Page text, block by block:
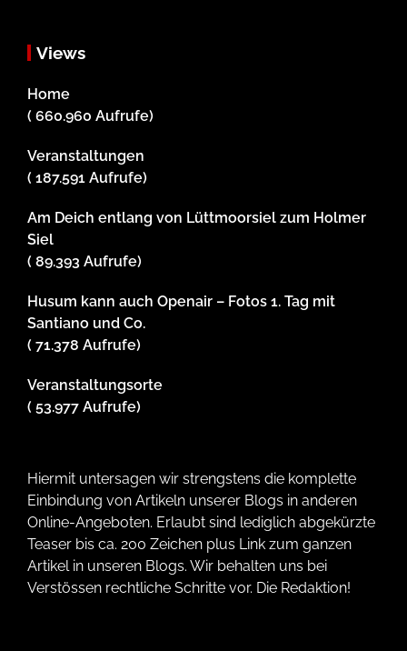
Views
Home
( 660.960 Aufrufe)
Veranstaltungen
( 187.591 Aufrufe)
Am Deich entlang von Lüttmoorsiel zum Holmer
Siel
( 89.393 Aufrufe)
Husum kann auch Openair – Fotos 1. Tag mit
Santiano und Co.
( 71.378 Aufrufe)
Veranstaltungsorte
( 53.977 Aufrufe)
Hiermit untersagen wir strengstens die komplette
Einbindung von Artikeln unserer Blogs in anderen
Online-Angeboten. Erlaubt sind lediglich abgekürzte
Teaser bis ca. 200 Zeichen plus Link zum ganzen
Artikel in unseren Blogs. Wir behalten uns bei
Verstössen rechtliche Schritte vor. Die Redaktion!